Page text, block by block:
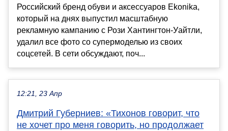
Российский бренд обуви и аксессуаров Ekonika,
который на днях выпустил масштабную
рекламную кампанию с Рози Хантингтон-Уайтли,
удалил все фото со супермоделью из своих
соцсетей. В сети обсуждают, поч...
12:21, 23 Апр
Дмитрий Губерниев: «Тихонов говорит, что
не хочет про меня говорить, но продолжает